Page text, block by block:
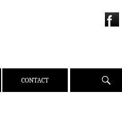
CONTACT Recherche